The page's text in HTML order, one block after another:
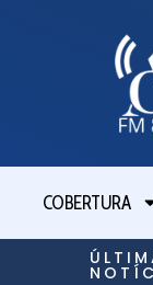
COBERTURA